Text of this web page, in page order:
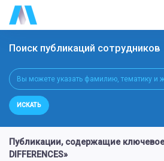
Поиск публикаций сотрудников
ИСКАТЬ
Публикации, содержащие ключевое
DIFFERENCES»